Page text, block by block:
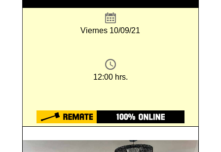
Viernes 10/09/21
12:00 hrs.